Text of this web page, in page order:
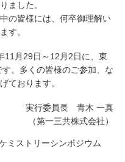
ました。
の皆様には、何卒御理解い
す。
月29日～12月2日に、東
。多くの皆様のご参加、な
ております。
実行委員長 青木 一真
（第一三共株式会社）
ミストリーシンポジウム